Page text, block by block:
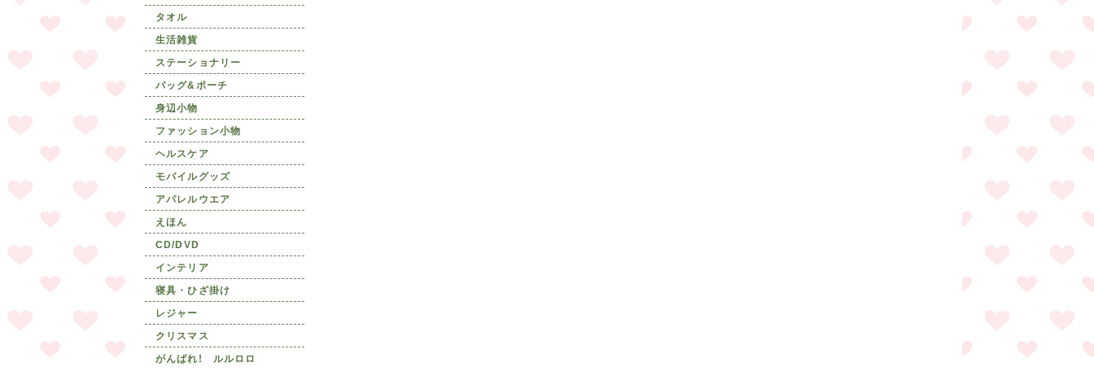
タオル
生活雑貨
ステーショナリー
バッグ&ポーチ
身辺小物
ファッション小物
ヘルスケア
モバイルグッズ
アパレルウエア
えほん
CD/DVD
インテリア
寝具・ひざ掛け
レジャー
クリスマス
がんばれ! ルルロロ